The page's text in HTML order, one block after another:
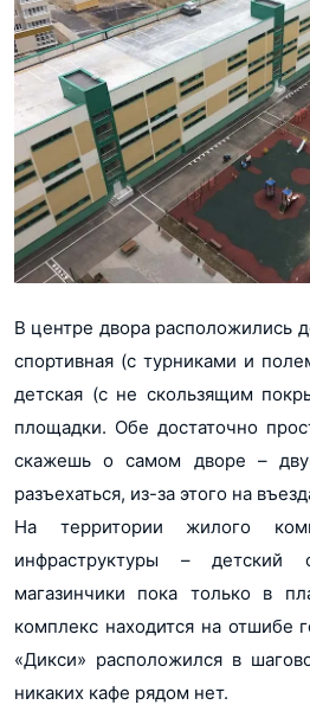
В центре двора расположились
спортивная (с турниками и
детская (с не скользящим
площадки. Обе достаточно
скажешь о самом дворе –
разъехаться, из-за этого на
На территории жилого
инфраструктуры –
магазинчики пока только в
комплекс находится на отшибе
«Дикси» расположился в
никаких кафе рядом нет.